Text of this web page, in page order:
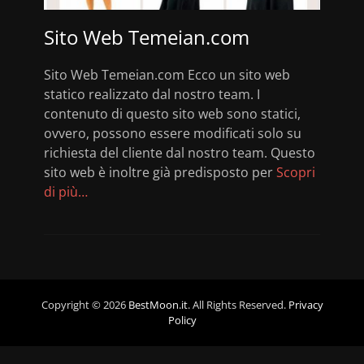
Sito Web Temeian.com
Sito Web Temeian.com Ecco un sito web
statico realizzato dal nostro team. I
contenuto di questo sito web sono statici,
ovvero, possono essere modificati solo su
richiesta del cliente dal nostro team. Questo
sito web è inoltre già predisposto perScopri
di più…
Copyright © 2026 BestMoon.it. All Rights Reserved. Privacy
Policy